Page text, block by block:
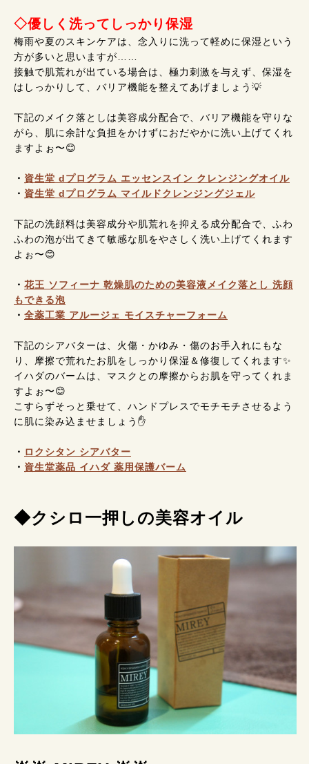
◇優しく洗ってしっかり保湿
梅雨や夏のスキンケアは、念入りに洗って軽めに保湿という
方が多いと思いますが……
接触で肌荒れが出ている場合は、極力刺激を与えず、保湿を
はしっかりして、バリア機能を整えてあげましょう💡
下記のメイク落としは美容成分配合で、バリア機能を守りな
がら、肌に余計な負担をかけずにおだやかに洗い上げてくれ
ますよぉ〜😊
・ 資生堂 dプログラム エッセンスイン クレンジングオイル
・ 資生堂 dプログラム マイルドクレンジングジェル
下記の洗顔料は美容成分や肌荒れを抑える成分配合で、ふわ
ふわの泡が出てきて敏感な肌をやさしく洗い上げてくれます
よぉ〜😊
・ 花王 ソフィーナ 乾燥肌のための美容液メイク落とし 洗顔
もできる泡
・ 全薬工業 アルージェ モイスチャーフォーム
下記のシアバターは、火傷・かゆみ・傷のお手入れにもな
り、摩擦で荒れたお肌をしっかり保湿＆修復してくれます✨
イハダのバームは、マスクとの摩擦からお肌を守ってくれま
すよぉ〜😊
こすらずそっと乗せて、ハンドプレスでモチモチさせるよう
に肌に染み込ませましょう✋
・ ロクシタン シアバター
・ 資生堂薬品 イハダ 薬用保護バーム
◆クシロ一押しの美容オイル